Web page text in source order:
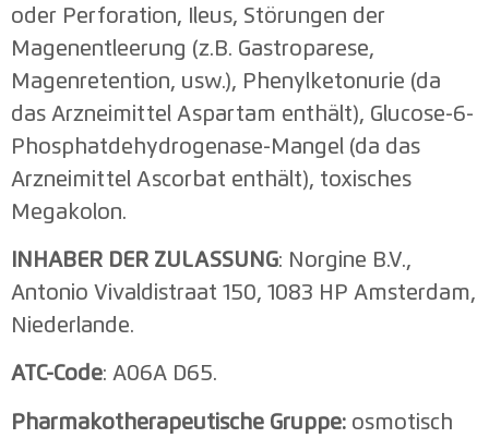
oder Perforation, Ileus, Störungen der
Magenentleerung (z.B. Gastroparese,
Magenretention, usw.), Phenylketonurie (da
das Arzneimittel Aspartam enthält), Glucose-6-
Phosphatdehydrogenase-Mangel (da das
Arzneimittel Ascorbat enthält), toxisches
Megakolon.
INHABER DER ZULASSUNG: Norgine B.V.,
Antonio Vivaldistraat 150, 1083 HP Amsterdam,
Niederlande.
ATC-Code: A06A D65.
Pharmakotherapeutische Gruppe: osmotisch